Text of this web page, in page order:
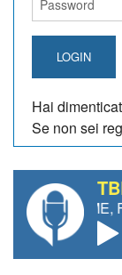
LOGIN
Hai
Se non sei
FILIPPO